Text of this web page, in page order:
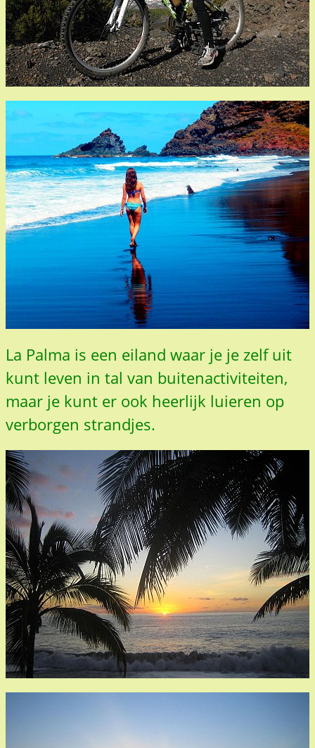
La Palma is een eiland waar je je zelf uit
kunt leven in tal van buitenactiviteiten,
maar je kunt er ook heerlijk luieren op
verborgen strandjes.